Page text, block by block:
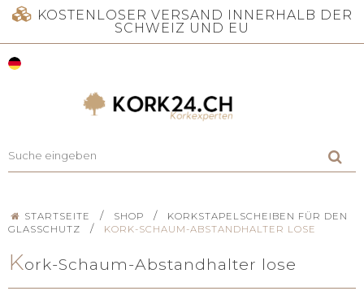
KOSTENLOSER VERSAND INNERHALB DER
SCHWEIZ UND EU
STARTSEITE / SHOP /
KORKSTAPELSCHEIBEN FÜR DEN
GLASSCHUTZ
/ KORK-SCHAUM-ABSTANDHALTER LOSE
Kork-Schaum-Abstandhalter lose